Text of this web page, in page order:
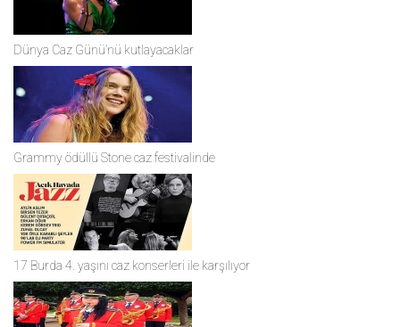
Dünya Caz Günü’nü kutlayacaklar
Grammy ödüllü Stone caz festivalinde
17 Burda 4. yaşını caz konserleri ile karşılıyor